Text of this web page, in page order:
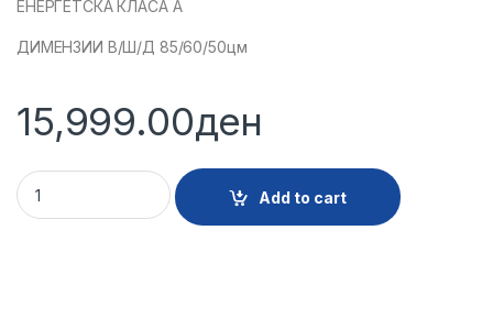
ЕНЕРГЕТСКА КЛАСА А
ДИМЕНЗИИ В/Ш/Д 85/60/50цм
15,999.00ден
30053 - PERALLNA FAVORIT WM701200 03 BLDC quantity
Add to cart